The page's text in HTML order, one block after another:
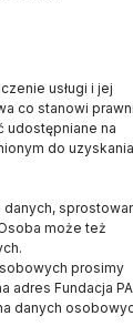
usługi i jej
co stanowi
udostępniane na
do uzyskania
może też
prosimy
adres Fundacja
danych